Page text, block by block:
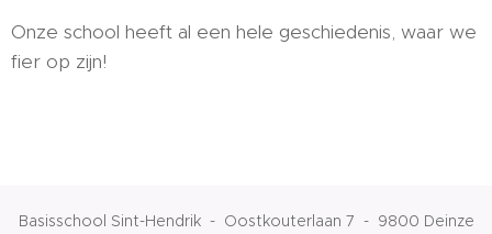
Onze school heeft al een hele geschiedenis, waar we
fier op zijn!
Basisschool Sint-Hendrik - Oostkouterlaan 7 - 9800 Deinze